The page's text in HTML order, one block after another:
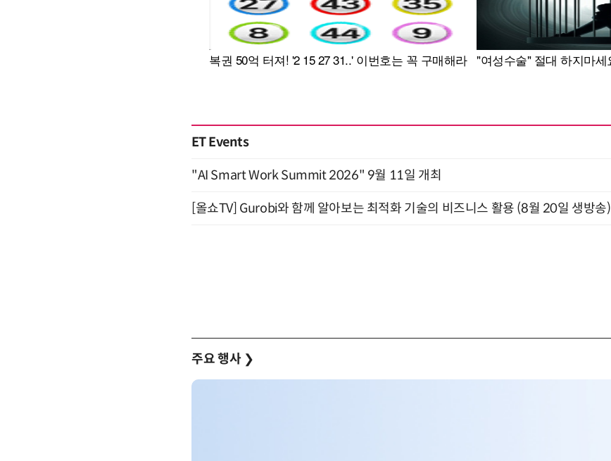
ET Events
"AI Smart Work Summit 2026" 9월 11일 개최
[올쇼TV] Gurobi와 함께 알아보는 최적화 기술의 비즈니스 활용 (8월 20일 생방송)
주요 행사 ❯